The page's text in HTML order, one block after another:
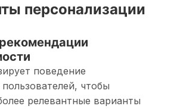
персонализации
поведение
чтобы
релевантные варианты